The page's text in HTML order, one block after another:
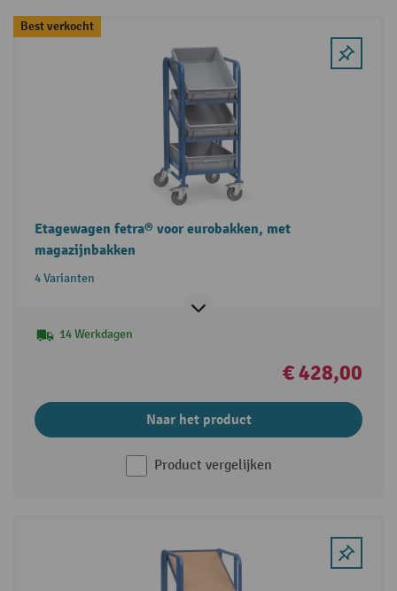
Best verkocht
Etagewagen fetra® voor eurobakken, met
magazijnbakken
4 Varianten
14 Werkdagen
€ 428,00
Naar het product
Product vergelijken